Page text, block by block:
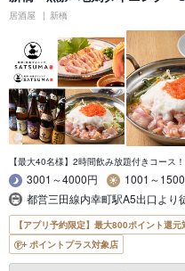
居酒屋 新橋
【最大40名様】2時間飲み放題付きコース！
3001～4000円
1001～
都営三田線内幸町駅A5出口より
【アプリ予約限定】最大800ポイント還元
ポイントプラス対象店